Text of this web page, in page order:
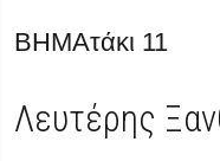
ΒΗΜΑτάκι 11
Λευτέρης